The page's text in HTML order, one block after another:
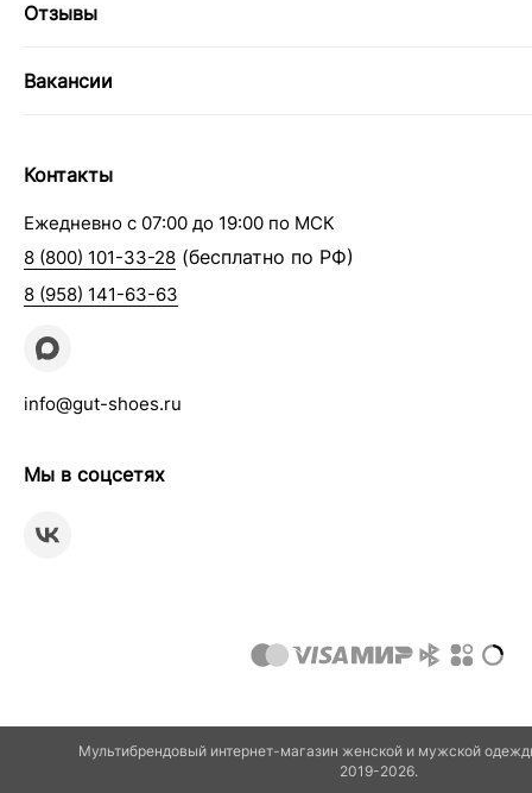
Отзывы
Вакансии
Контакты
Ежедневно с 07:00 до 19:00 по МСК
8 (800) 101-33-28 (бесплатно по РФ)
8 (958) 141-63-63
info@gut-shoes.ru
Мы в соцсетях
Мультибрендовый интернет-магазин женской и мужской
2019-2026.